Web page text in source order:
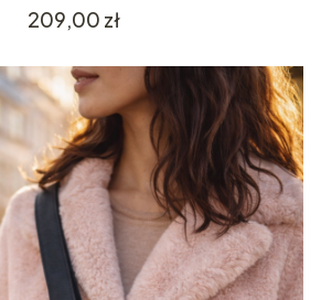
Cena
209,00 zł